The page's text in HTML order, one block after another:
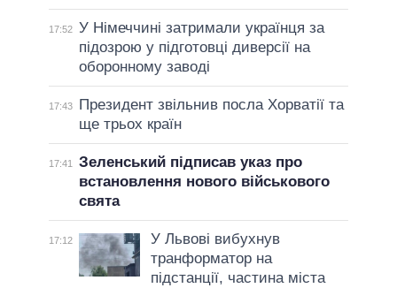
17:52 У Німеччині затримали українця за
підозрою у підготовці диверсії на
оборонному заводі
17:43
Президент звільнив посла Хорватії та
ще трьох країн
17:41
Зеленський підписав указ про
встановлення нового військового
свята
17:12
У Львові вибухнув
транформатор на
підстанції, частина міста